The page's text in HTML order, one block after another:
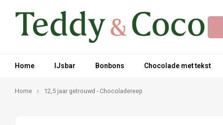
Home IJsbar Bonbons Chocolade met tekst
Home 12,5 jaar getrouwd - Chocoladereep